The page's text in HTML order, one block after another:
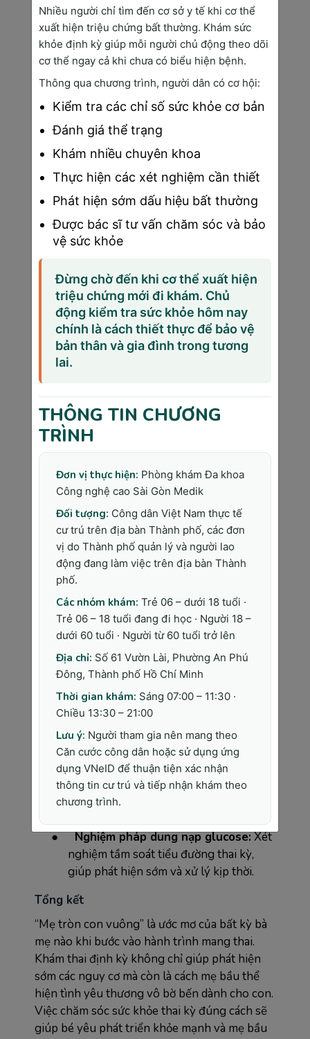
Hiểu được điều đó, Phòng Khám Đa Khoa
Công Nghệ Cao Sài Gòn Medik tự hào là một
trong những cơ sở y tế uy tín hàng đầu mà mẹ
bầu có thể tin tưởng, với những lý do sau:
●
Đội ngũ bác sĩ chuyên môn cao:Các
bác sĩ sản khoa tại Sài Gòn Medik đều là
những chuyên gia đầu ngành, có nhiều
năm kinh nghiệm và đang công tác tại
các bệnh viện lớn như Bệnh viện Quân
Y 175 và Bệnh viện Chợ Rẫy. Không chỉ
giỏi về chuyên môn, các bác sĩ ở đây còn
rất tận tâm, chu đáo, luôn lắng nghe và
giải đáp mọi thắc mắc của mẹ bầu.
●
Trang thiết bị hiện đại:
tiên tiến như siêu âm 3D, 4D và máy
Doppler màu. Điều này giúp bác sĩ chẩn
đoán chính xác tình trạng thai nhi, phát
hiện sớm bất kỳ bất thường nào để có
biện pháp can thiệp kịp thời.
●
được thực hiện một cách bài bản và
khoa học, đảm bảo an toàn và hiệu quả
cho mẹ và bé. Mọi bước từ thăm khám
đến xét nghiệm đều được thực hiện tỉ
mỉ, giúp mẹ bầu cảm thấy yên tâm hơn
trong suốt thai kỳ.
●
Dịch vụ tận tâm và chu đáo: Mẹ bầu
sẽ được chăm sóc chu đáo và tận tình
từ đội ngũ y tế, luôn sẵn sàng giải đáp
mọi thắc mắc và cung cấp những lời
khuyên hữu ích về sức khỏe thai kỳ.
●
Không gian khám chữa bệnh thoải
mái:Sài Gòn Medik tạo ra một không
gian khám chữa bệnh thoải mái, sạch sẽ
và thân thiện, giúp mẹ bầu cảm thấy
thư giãn và an tâm khi đến khám.
Ngoài ra, một số xét nghiệm quan trọng mà
mẹ bầu có thể thực hiện tại Sài Gòn Medik
bao gồm:
●
Siêu âm 4D:Cho phép mẹ bầu nhìn
thấy hình ảnh 3D của thai nhi và cả
chuyển động của bé trong bụng mẹ.
●
Double test/Triple test:
●
Nghiệm pháp dung nạp glucose:Xét
nghiệm tầm soát tiểu đường thai kỳ,
giúp phát hiện sớm và xử lý kịp thời.
Tổng kết
“Mẹ tròn con vuông” là ước mơ của bất kỳ bà
mẹ nào khi bước vào hành trình mang thai.
Khám thai định kỳ không chỉ giúp phát hiện
sớm các nguy cơ mà còn là cách mẹ bầu thể
hiện tình yêu thương vô bờ bến dành cho con.
Việc chăm sóc sức khỏe thai kỳ đúng cách sẽ
giúp bé yêu phát triển khỏe mạnh và mẹ bầu
Nhiều người chỉ tìm đến cơ sở y tế khi cơ thể
xuất hiện triệu chứng bất thường. Khám sức
khỏe định kỳ giúp mỗi người chủ động theo dõi
cơ thể ngay cả khi chưa có biểu hiện bệnh.
Thông qua chương trình, người dân có cơ hội:
Kiểm tra các chỉ số sức khỏe cơ bản
Đánh giá thể trạng
Khám nhiều chuyên khoa
Thực hiện các xét nghiệm cần thiết
Phát hiện sớm dấu hiệu bất thường
Được bác sĩ tư vấn chăm sóc và bảo
vệ sức khỏe
Đừng chờ đến khi cơ thể xuất hiện
triệu chứng mới đi khám. Chủ
động kiểm tra sức khỏe hôm nay
chính là cách thiết thực để bảo vệ
bản thân và gia đình trong tương
lai.
THÔNG TIN CHƯƠNG
TRÌNH
Đơn vị thực hiện: Phòng khám Đa khoa
Công nghệ cao Sài Gòn Medik
Đối tượng: Công dân Việt Nam thực tế
cư trú trên địa bàn Thành phố, các đơn
vị do Thành phố quản lý và người lao
động đang làm việc trên địa bàn Thành
phố.
Các nhóm khám: Trẻ 06 – dưới 18 tuổi ·
Trẻ 06 – 18 tuổi đang đi học · Người 18 –
dưới 60 tuổi · Người từ 60 tuổi trở lên
Địa chỉ: Số 61 Vườn Lài, Phường An Phú
Đông, Thành phố Hồ Chí Minh
Thời gian khám: Sáng 07:00 – 11:30 ·
Chiều 13:30 – 21:00
Lưu ý: Người tham gia nên mang theo
Căn cước công dân hoặc sử dụng ứng
dụng VNeID để thuận tiện xác nhận
thông tin cư trú và tiếp nhận khám theo
chương trình.